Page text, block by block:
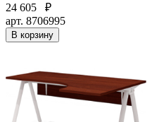
24 605
₽
арт. 8706995
В корзину